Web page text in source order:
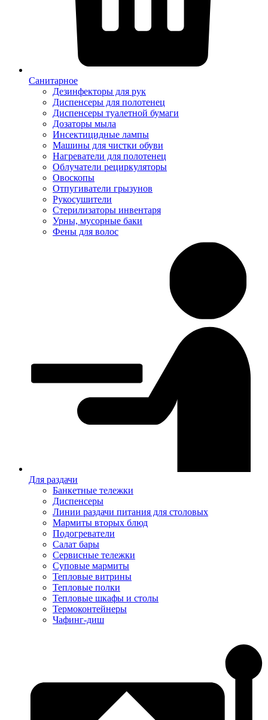
Санитарное
Дезинфекторы для рук
Диспенсеры для полотенец
Диспенсеры туалетной бумаги
Дозаторы мыла
Инсектицидные лампы
Машины для чистки обуви
Нагреватели для полотенец
Облучатели рециркуляторы
Овоскопы
Отпугиватели грызунов
Рукосушители
Стерилизаторы инвентаря
Урны, мусорные баки
Фены для волос
Для раздачи
Банкетные тележки
Диспенсеры
Линии раздачи питания для столовых
Мармиты вторых блюд
Подогреватели
Салат бары
Сервисные тележки
Суповые мармиты
Тепловые витрины
Тепловые полки
Тепловые шкафы и столы
Термоконтейнеры
Чафинг-диш